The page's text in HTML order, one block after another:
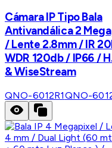
Cámara IP Tipo Bala
Antivandálica 2
/ Lente 2.8mm / IR
WDR 120db / IP66 /
& WiseStream
QNO-6012R1QNO-